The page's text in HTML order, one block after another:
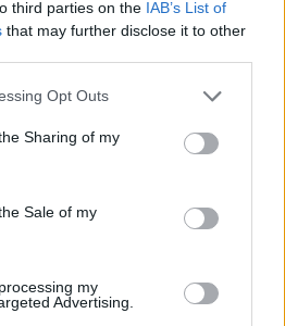
third parties on the IAB’s List of
that may further disclose it to other
app uses one or more Google
usage behaviour. You may click to
and its third-party tags to
purposes in below Google
Opt Outs
Sharing of my
Sale of my
my
Advertising.